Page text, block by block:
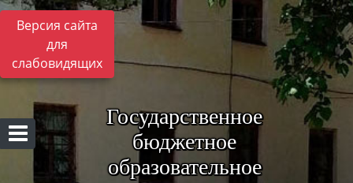
Версия сайта
для
слабовидящих
Государственное
бюджетное
образовательное